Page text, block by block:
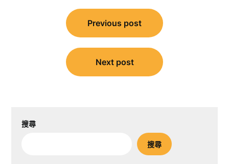
Previous post
Next post
搜尋
搜尋